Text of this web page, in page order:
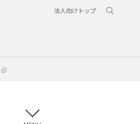
法人向けトップ